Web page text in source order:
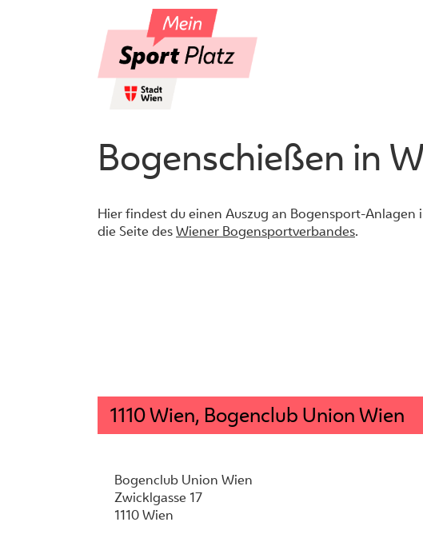
Bogenschießen in
Hier findest du einen Auszug an Bogensport-
die Seite desWiener Bogensportverbandes.
1110 Wien, Bogenclub Union Wien
Bogenclub Union Wien
Zwicklgasse 17
1110 Wien